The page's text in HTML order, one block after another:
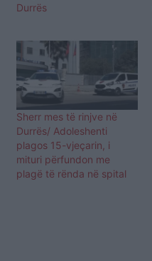
Durrës
Sherr mes të rinjve në
Durrës/ Adoleshenti
plagos 15-vjeçarin, i
mituri përfundon me
plagë të rënda në spital